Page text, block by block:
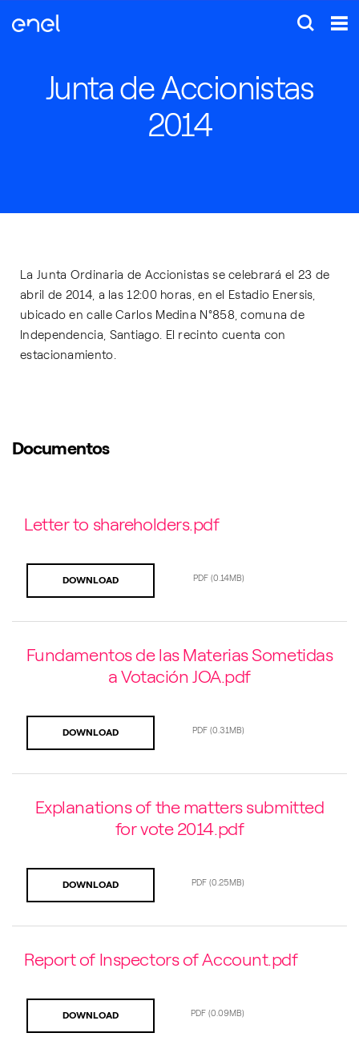
Junta de Accionistas
2014
La Junta Ordinaria de Accionistas se celebrará el 23 de
abril de 2014, a las 12:00 horas, en el Estadio Enersis,
ubicado en calle Carlos Medina N°858, comuna de
Independencia, Santiago. El recinto cuenta con
estacionamiento.
Documentos
Letter to shareholders.pdf
PDF (0.14MB)
DOWNLOAD
Fundamentos de las Materias Sometidas
a Votación JOA.pdf
PDF (0.31MB)
DOWNLOAD
Explanations of the matters submitted
for vote 2014.pdf
PDF (0.25MB)
DOWNLOAD
Report of Inspectors of Account.pdf
PDF (0.09MB)
DOWNLOAD